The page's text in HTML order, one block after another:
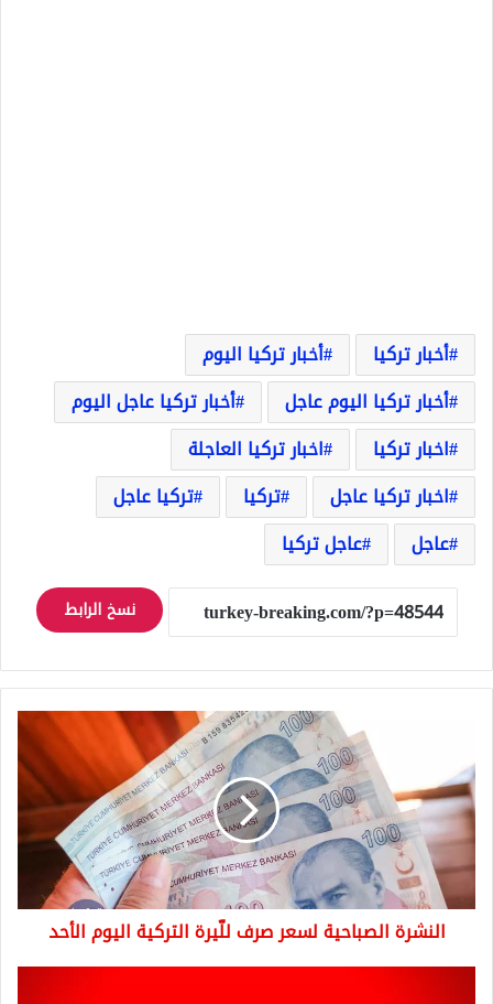
أخبار تركيا
أخبار تركيا اليوم
أخبار تركيا اليوم عاجل
أخبار تركيا عاجل اليوم
اخبار تركيا
اخبار تركيا العاجلة
اخبار تركيا عاجل
تركيا
تركيا عاجل
عاجل
عاجل تركيا
نسخ الرابط
لسعر
صرف
للّيرة
التركية
اليوم
النشرة الصباحية لسعر صرف للّيرة التركية اليوم الأحد